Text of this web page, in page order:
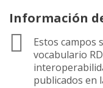
Información
Estos campos
vocabulario
publicados en